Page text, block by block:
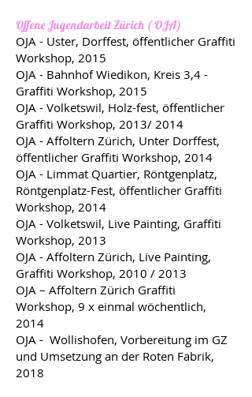
Offene Jugendarbeit Zürich ( OJA)
OJA - Uster, Dorffest, öffentlicher Graffiti
Workshop, 2015
OJA - Bahnhof Wiedikon, Kreis 3,4 -
Graffiti Workshop, 2015
OJA - Volketswil, Holz-fest, öffentlicher
Graffiti Workshop, 2013/ 2014
OJA - Affoltern Zürich, Unter Dorffest,
öffentlicher Graffiti Workshop, 2014
OJA - Limmat Quartier, Röntgenplatz,
Röntgenplatz-Fest, öffentlicher Graffiti
Workshop, 2014
OJA - Volketswil, Live Painting, Graffiti
Workshop, 2013
OJA - Affoltern Zürich, Live Painting,
Graffiti Workshop, 2010 / 2013
OJA – Affoltern Zürich Graffiti
Workshop, 9 x einmal wöchentlich,
2014
OJA - Wollishofen, Vorbereitung im GZ
und Umsetzung an der Roten Fabrik,
2018